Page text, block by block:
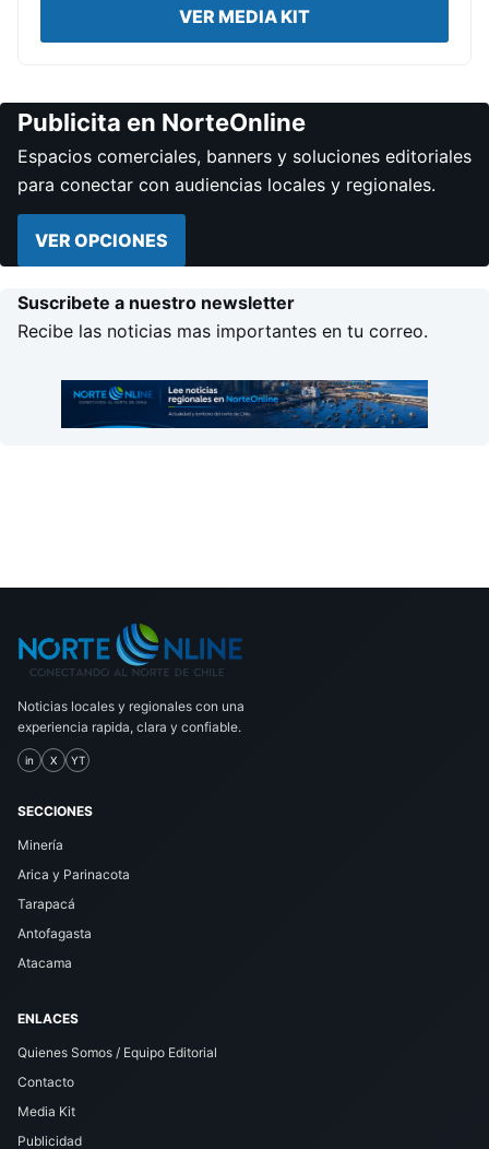
VER MEDIA KIT
Publicita en NorteOnline
Espacios comerciales, banners y soluciones editoriales
para conectar con audiencias locales y regionales.
VER OPCIONES
Suscribete a nuestro newsletter
Recibe las noticias mas importantes en tu correo.
Noticias locales y regionales con una
experiencia rapida, clara y confiable.
in X YT
SECCIONES
Minería
Arica y Parinacota
Tarapacá
Antofagasta
Atacama
ENLACES
Quienes Somos / Equipo Editorial
Contacto
Media Kit
Publicidad